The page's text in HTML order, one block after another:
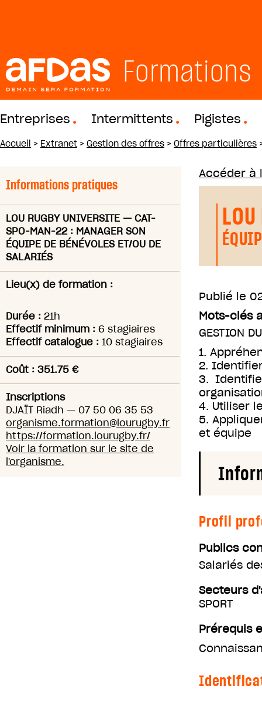
Formations
Entreprises Intermittents Pigistes
Accueil > Extranet > Gestion des offres > Offres particulières
Informations pratiques
LOU RUGBY UNIVERSITE — CAT-
SPO-MAN-22 : MANAGER SON
ÉQUIPE DE BÉNÉVOLES ET/OU DE
SALARIÉS
Lieu(x) de formation :
Durée : 21h
Effectif minimum : 6 stagiaires
Effectif catalogue : 10 stagiaires
Coût : 351.75 €
Inscriptions
DJAÏT Riadh — 07 50 06 35 53
organisme.formation@lourugby.fr
https://formation.lourugby.fr/
Voir la formation sur le site de
l'organisme.
Accéder à
Publié le
Mots-clés
GESTION
1.
2.
3.
4. Utiliser
5.
et équipe
Profil
Publics
Salariés
Secteurs
SPORT
Prérequis